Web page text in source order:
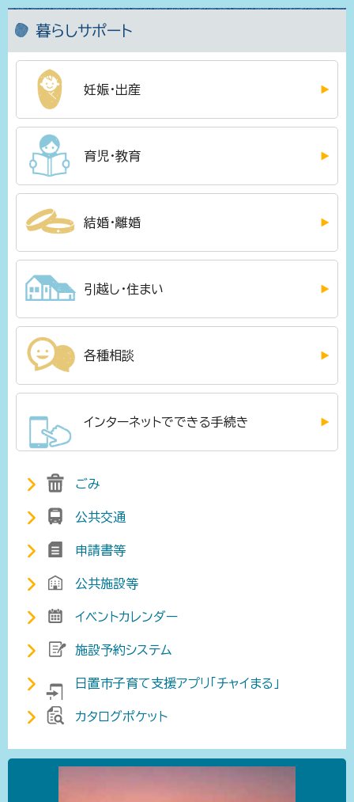
暮らしサポート
妊娠・出産
育児・教育
結婚・離婚
引越し・住まい
各種相談
インターネットでできる手続き
ごみ
公共交通
申請書等
公共施設等
イベントカレンダー
施設予約システム
日置市子育て支援アプリ「チャイまる」
カタログポケット